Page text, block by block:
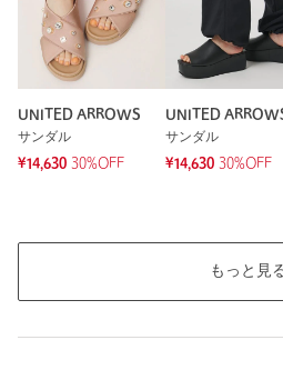
UNITED ARROWS
サンダル
¥14,630 30%OFF
UNITED
サンダル
¥14,630 30%OFF
もっと見